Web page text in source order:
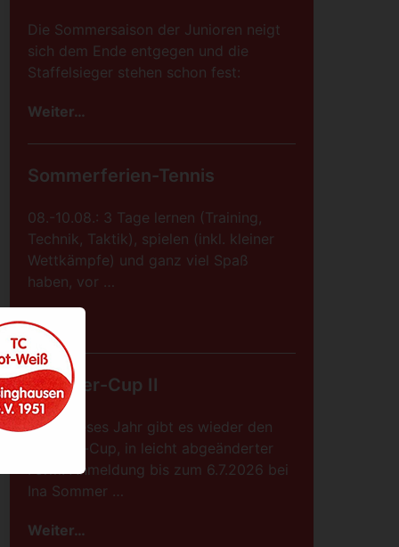
Die Sommersaison der Junioren neigt
sich dem Ende entgegen und die
Staffelsieger stehen schon fest:
Weiter…
Sommerferien-Tennis
08.-10.08.: 3 Tage lernen (Training,
Technik, Taktik), spielen (inkl. kleiner
Wettkämpfe) und ganz viel Spaß
haben, vor …
Weiter…
Sommer-Cup II
Auch dieses Jahr gibt es wieder den
Sommer-Cup, in leicht abgeänderter
Form. Anmeldung bis zum 6.7.2026 bei
Ina Sommer …
Weiter…